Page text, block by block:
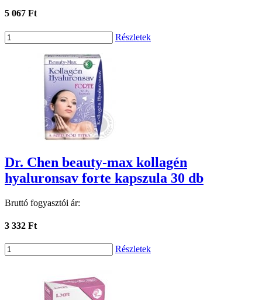
5 067 Ft
Részletek
Dr. Chen beauty-max kollagén
hyaluronsav forte kapszula 30 db
Bruttó fogyasztói ár:
3 332 Ft
Részletek